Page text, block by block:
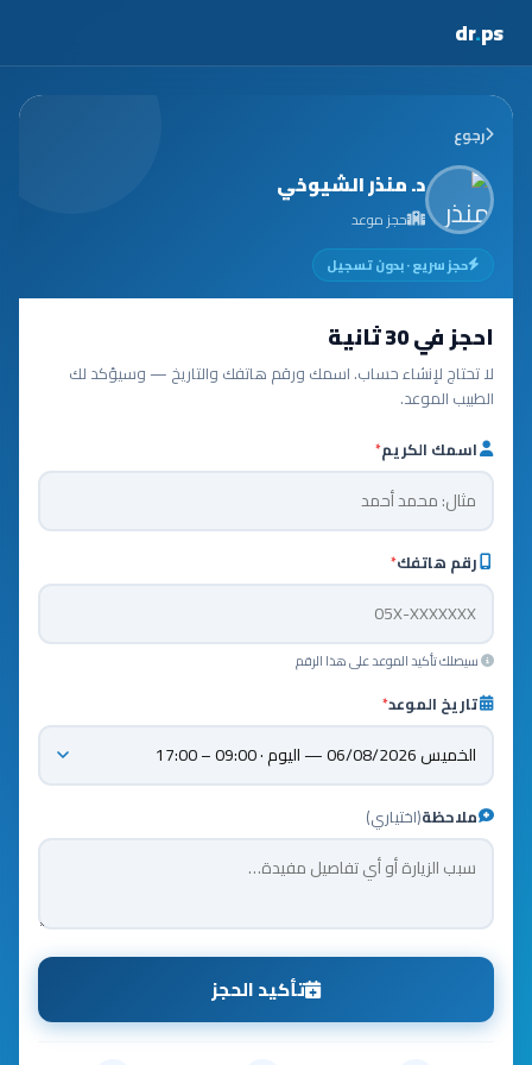
dr.ps
رجوع
د. منذر الشيوخي
حجز موعد
حجز سريع · بدون تسجيل
احجز في 30 ثانية
لا تحتاج لإنشاء حساب. اسمك ورقم هاتفك والتاريخ — وسيؤكد لك
الطبيب الموعد.
اسمك الكريم*
رقم هاتفك*
سيصلك تأكيد الموعد على هذا الرقم
تاريخ الموعد*
ملاحظة(اختياري)
تأكيد الحجز